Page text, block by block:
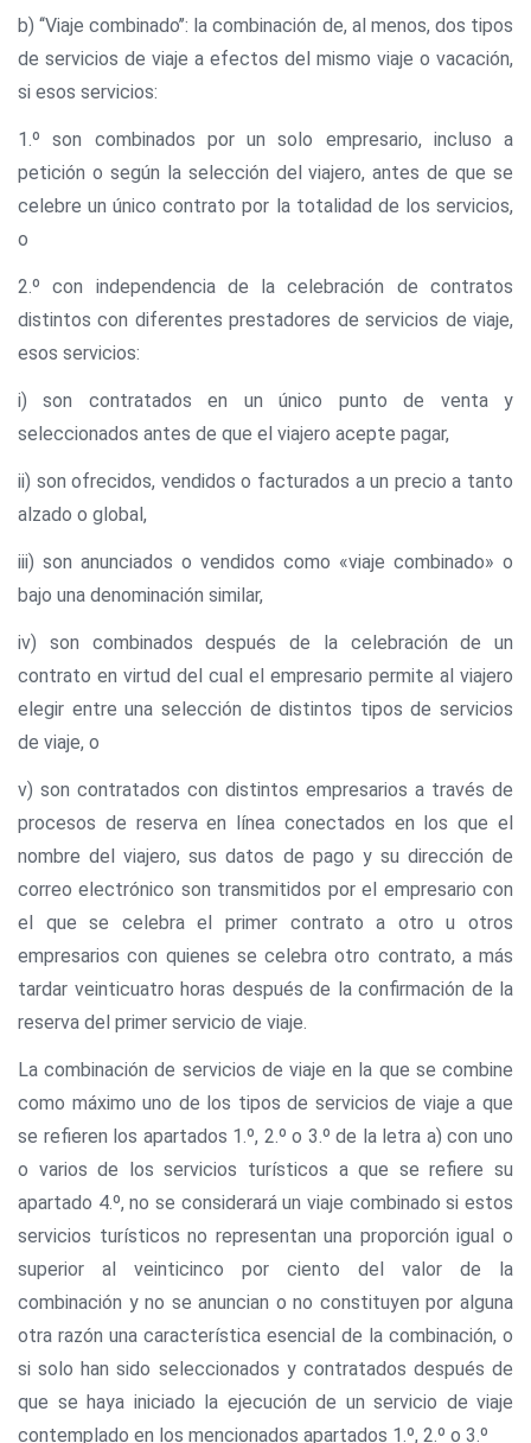
b) ‘‘Viaje combinado’’: la combinación de, al menos, dos tipos
de servicios de viaje a efectos del mismo viaje o vacación,
si esos servicios:
1.º son combinados por un solo empresario, incluso a
petición o según la selección del viajero, antes de que se
celebre un único contrato por la totalidad de los servicios,
o
2.º con independencia de la celebración de contratos
distintos con diferentes prestadores de servicios de viaje,
esos servicios:
i) son contratados en un único punto de venta y
seleccionados antes de que el viajero acepte pagar,
ii) son ofrecidos, vendidos o facturados a un precio a tanto
alzado o global,
iii) son anunciados o vendidos como «viaje combinado» o
bajo una denominación similar,
iv) son combinados después de la celebración de un
contrato en virtud del cual el empresario permite al viajero
elegir entre una selección de distintos tipos de servicios
de viaje, o
v) son contratados con distintos empresarios a través de
procesos de reserva en línea conectados en los que el
nombre del viajero, sus datos de pago y su dirección de
correo electrónico son transmitidos por el empresario con
el que se celebra el primer contrato a otro u otros
empresarios con quienes se celebra otro contrato, a más
tardar veinticuatro horas después de la confirmación de la
reserva del primer servicio de viaje.
La combinación de servicios de viaje en la que se combine
como máximo uno de los tipos de servicios de viaje a que
se refieren los apartados 1.º, 2.º o 3.º de la letra a) con uno
o varios de los servicios turísticos a que se refiere su
apartado 4.º, no se considerará un viaje combinado si estos
servicios turísticos no representan una proporción igual o
superior al veinticinco por ciento del valor de la
combinación y no se anuncian o no constituyen por alguna
otra razón una característica esencial de la combinación, o
si solo han sido seleccionados y contratados después de
que se haya iniciado la ejecución de un servicio de viaje
contemplado en los mencionados apartados 1.º, 2.º o 3.º